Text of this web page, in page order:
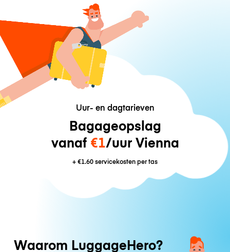
Uur- en dagtarieven
Bagageopslag
vanaf €1/uur Vienna
+€1.60servicekosten per tas
Waarom LuggageHero?